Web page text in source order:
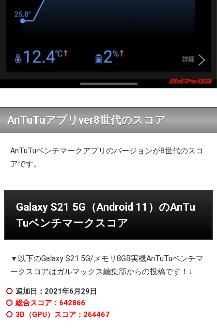
AnTuTuアプリver8世代のスコア
AnTuTuベンチマークアプリのバージョンが8世代のスコ
アです。
Galaxy S21 5G（Android 11）のAnTu
Tuベンチマークスコア
▼以下のGalaxy S21 5G/メモリ8GB実機AnTuTuベンチマ
ークスコアはガルマックス編集部からの投稿です！↓
追加日：2021年6月29日
総合スコア：642866
3D（GPU）スコア：264467